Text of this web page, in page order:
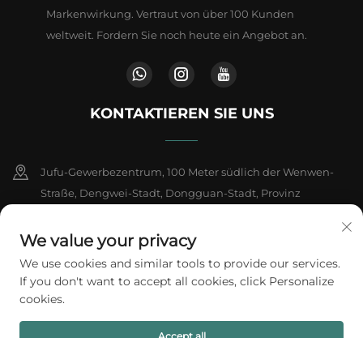
Markenwirkung. Vertraut von über 100 Kunden
weltweit. Fordern Sie noch heute ein Angebot an.
KONTAKTIEREN SIE UNS
Jufu-Gewerbezentrum, 100 Meter südlich der Wenwen-
Straße, Dengwei-Stadt, Dongguan-Stadt, Provinz
+86-18802602550
[email protected]
We value your privacy
We use cookies and similar tools to provide our services.
If you don't want to accept all cookies, click Personalize
cookies.